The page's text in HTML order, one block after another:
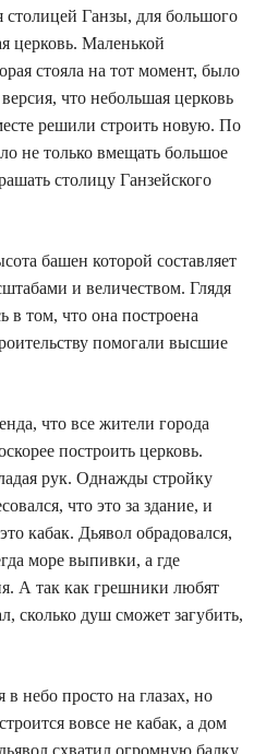
Ганзы, для большого
церковь. Маленькой
стояла на тот момент, было
что небольшая церковь
решили строить новую. По
не только вмещать большое
столицу Ганзейского
башен которой составляет
и величеством. Глядя
в том, что она построена
помогали высшие
что все жители города
построить церковь.
рук. Однажды стройку
что это за здание, и
кабак. Дьявол обрадовался,
море выпивки, а где
А так как грешники любят
сколько душ сможет загубить,
в небо просто на глазах, но
вовсе не кабак, а дом
схватил огромную балку